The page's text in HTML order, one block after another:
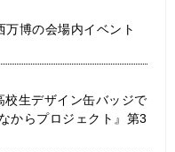
万博の会場内イベント
生デザイン缶バッジで
からプロジェクト』第3